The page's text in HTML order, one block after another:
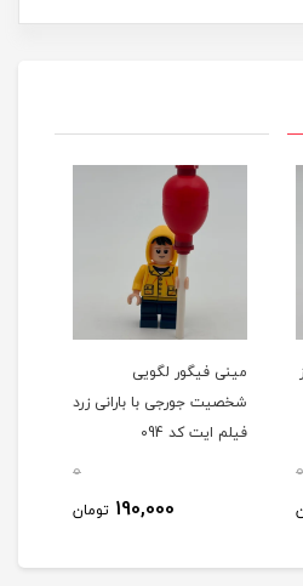
0
مینی فیگور لگویی
شخصیت جورجی با بارانی زرد
فیلم ایت کد 094
0
190,000 تومان